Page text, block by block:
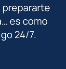
prepararte
es como
24/7.